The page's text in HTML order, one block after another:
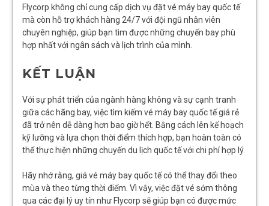
Flycorp không chỉ cung cấp dịch vụ đặt vé máy bay quốc tế
mà còn hỗ trợ khách hàng 24/7 với đội ngũ nhân viên
chuyên nghiệp, giúp bạn tìm được những chuyến bay phù
hợp nhất với ngân sách và lịch trình của mình.
KẾT LUẬN
Với sự phát triển của ngành hàng không và sự cạnh tranh
giữa các hãng bay, việc tìm kiếm vé máy bay quốc tế giá rẻ
đã trở nên dễ dàng hơn bao giờ hết. Bằng cách lên kế hoạch
kỹ lưỡng và lựa chọn thời điểm thích hợp, bạn hoàn toàn có
thể thực hiện những chuyến du lịch quốc tế với chi phí hợp lý.
Hãy nhớ rằng, giá vé máy bay quốc tế có thể thay đổi theo
mùa và theo từng thời điểm. Vì vậy, việc đặt vé sớm thông
qua các đại lý uy tín như Flycorp sẽ giúp bạn có được mức